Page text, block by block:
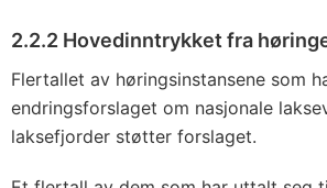
2.2.2 Hovedinntrykket fra
Flertallet av høringsinstansene som
endringsforslaget om nasjonale
laksefjorder støtter forslaget.